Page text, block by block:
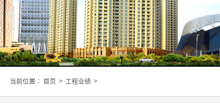
当前位置： 首页 > 工程业绩 >